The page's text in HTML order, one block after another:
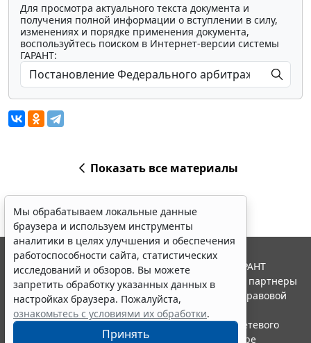
Для просмотра актуального текста документа и
получения полной информации о вступлении в силу,
изменениях и порядке применения документа,
воспользуйтесь поиском в Интернет-версии системы
ГАРАНТ:
Показать все материалы
Мы обрабатываем локальные данные
браузера и используем инструменты
аналитики в целях улучшения и обеспечения
работоспособности сайта, статистических
исследований и обзоров. Вы можете
запретить обработку указанных данных в
настройках браузера. Пожалуйста,
ознакомьтесь с условиями их обработки.
Принять
© ООО "НПП "ГАРАНТ-СЕРВИС", 2026. Система ГАРАНТ
выпускается с 1990 года. Компания "Гарант" и ее партнеры
являются участниками Российской ассоциации правовой
информации ГАРАНТ.
Портал ГАРАНТ.РУ зарегистрирован в качестве сетевого
издания Федеральной службой по надзору в сфере